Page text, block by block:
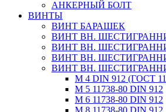
АНКЕРНЫЙ БОЛТ
ВИНТЫ
ВИНТ БАРАШЕК
ВИНТ ВН.
ВИНТ ВН.
ВИНТ ВН.
ВИНТ ВН.
М 4 DIN 912 (ГОСТ
М 5 11738-80 DIN 912
М 6 11738-80 DIN 912
М 8 11738-80 DIN 912